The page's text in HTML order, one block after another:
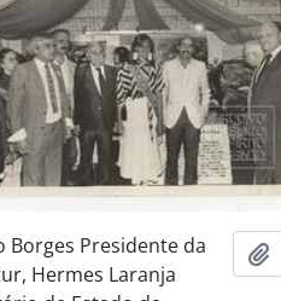
Borges Presidente da
Hermes Laranja